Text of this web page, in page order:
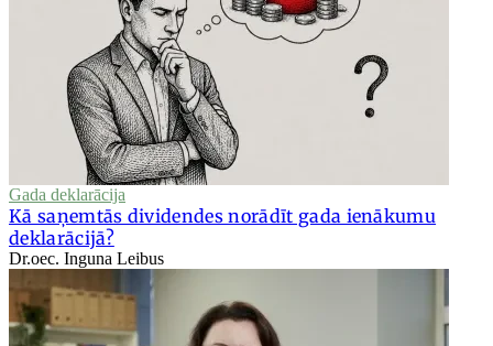
Gada deklarācija
Kā saņemtās dividendes norādīt gada ienākumu
deklarācijā?
Dr.oec. Inguna Leibus